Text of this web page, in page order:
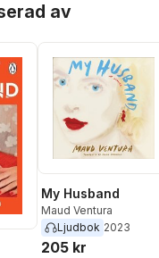
av
My Husband
Maud Ventura
Ljudbok 2023
205 kr